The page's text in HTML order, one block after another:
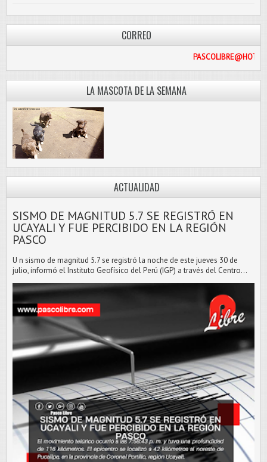
CORREO
LA MASCOTA DE LA SEMANA
ACTUALIDAD
SISMO DE MAGNITUD 5.7 SE REGISTRÓ EN
UCAYALI Y FUE PERCIBIDO EN LA REGIÓN
PASCO
U n sismo de magnitud 5.7 se registró la noche de este jueves 30 de
julio, informó el Instituto Geofísico del Perú (IGP) a través del Centro...